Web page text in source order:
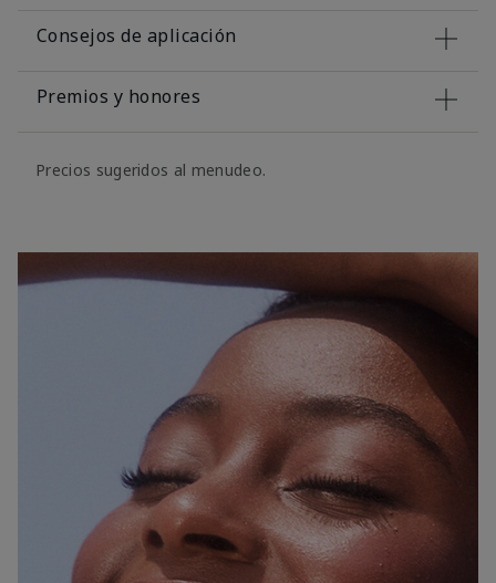
Consejos de aplicación
Premios y honores
Precios sugeridos al menudeo.